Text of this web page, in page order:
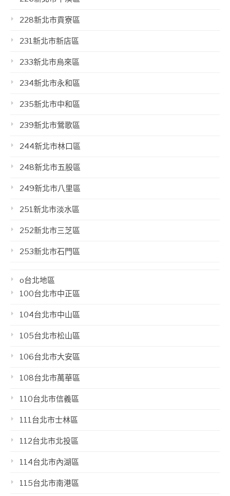
228新北市貢寮區
231新北市新店區
233新北市烏來區
234新北市永和區
235新北市中和區
239新北市鶯歌區
244新北市林口區
248新北市五股區
249新北市八里區
251新北市淡水區
252新北市三芝區
253新北市石門區
o台北地區
100台北市中正區
104台北市中山區
105台北市松山區
106台北市大安區
108台北市萬華區
110台北市信義區
111台北市士林區
112台北市北投區
114台北市內湖區
115台北市南港區